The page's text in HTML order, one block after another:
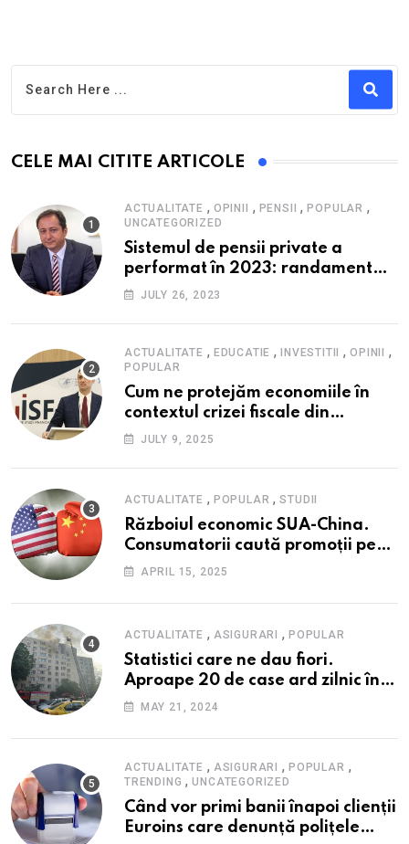
CELE MAI CITITE ARTICOLE
ACTUALITATE , OPINII , PENSII ,POPULAR ,
UNCATEGORIZED
Sistemul de pensii private a
performat în 2023: randament
peste inflație, active și plăți la
cadrul ofertei Hidroelectrica,
reziliența la crize
JULY 26, 2023
ACTUALITATE , EDUCATIE , INVESTITII ,OPINII ,
POPULAR
Cum ne protejăm economiile în
contextul crizei fiscale din
România- Valentin Ionescu,
Financiare (ISF)
JULY 9, 2025
ACTUALITATE , POPULAR ,STUDII
Războiul economic SUA-China.
Consumatorii caută promoții pe
fondul scumpirilor, mai ales la
APRIL 15, 2025
ACTUALITATE , ASIGURARI ,POPULAR
Statistici care ne dau fiori.
Aproape 20 de case ard zilnic în
România, iar pagubele au
nici 40 de lei pe lună
MAY 21, 2024
ACTUALITATE , ASIGURARI ,POPULAR ,
TRENDING ,UNCATEGORIZED
Când vor primi banii înapoi clienții
Euroins care denunță polițele